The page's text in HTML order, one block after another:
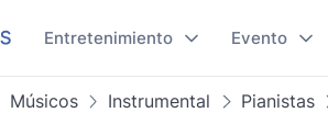
Entretenimiento Evento
Músicos Instrumental Pianistas